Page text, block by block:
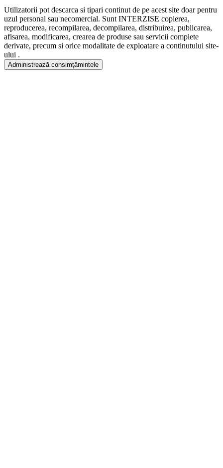
Utilizatorii pot descarca si tipari continut de pe acest site doar pentru
uzul personal sau necomercial. Sunt INTERZISE copierea,
reproducerea, recompilarea, decompilarea, distribuirea, publicarea,
afisarea, modificarea, crearea de produse sau servicii complete
derivate, precum si orice modalitate de exploatare a continutului site-
ului .
Administrează consimțămintele